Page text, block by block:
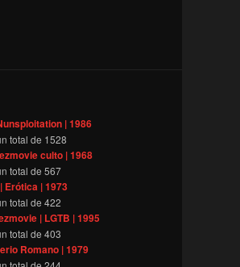
| 1986
total de 1528
culto | 1968
total de567
Erótica | 1973
total de422
| LGTB | 1995
total de403
Romano | 1979